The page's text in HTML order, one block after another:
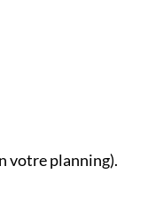
votreplanning).